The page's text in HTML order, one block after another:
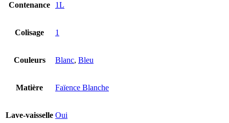
Contenance 1L
Colisage 1
Couleurs Blanc, Bleu
Matière Faïence Blanche
Lave-vaisselle Oui